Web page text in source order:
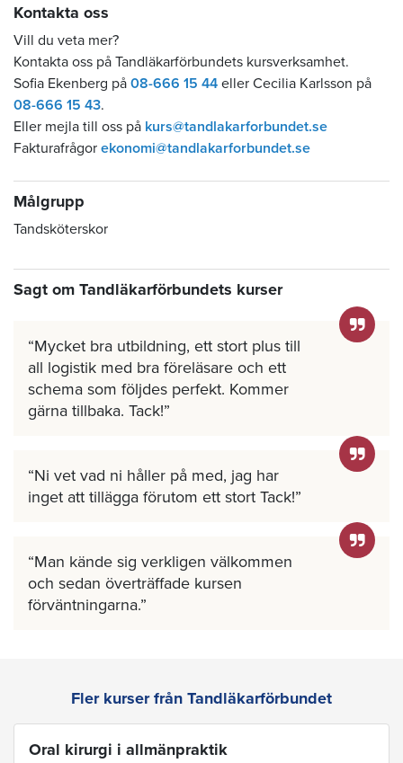
Kontakta oss
Vill du veta mer?
Kontakta oss på Tandläkarförbundets kursverksamhet.
Sofia Ekenberg på 08-666 15 44 eller Cecilia Karlsson på
08-666 15 43.
Eller mejla till oss på kurs@tandlakarforbundet.se
Fakturafrågor ekonomi@tandlakarforbundet.se
Målgrupp
Tandsköterskor
Sagt om Tandläkarförbundets kurser
Mycket bra utbildning, ett stort plus till
all logistik med bra föreläsare och ett
schema som följdes perfekt. Kommer
gärna tillbaka. Tack!
Ni vet vad ni håller på med, jag har
inget att tillägga förutom ett stort Tack!
Man kände sig verkligen välkommen
och sedan överträffade kursen
förväntningarna.
Fler kurser från Tandläkarförbundet
Oral kirurgi i allmänpraktik